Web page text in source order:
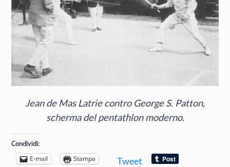
Jean de Mas Latrie contro George S. Patton,
scherma del pentathlon moderno.
Condividi:
E-mail Stampa Tweet